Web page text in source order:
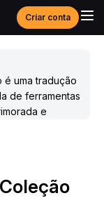
Criar conta
é uma tradução
de ferramentas
e